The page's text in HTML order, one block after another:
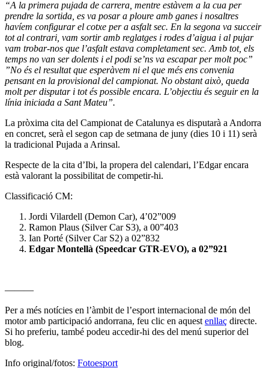
“A la primera pujada de carrera, mentre estàvem a la cua per
prendre la sortida, es va posar a ploure amb ganes i nosaltres
havíem configurar el cotxe per a asfalt sec. En la segona va succeir
tot al contrari, vam sortir amb reglatges i rodes d’aigua i al pujar
vam trobar-nos que l’asfalt estava completament sec. Amb tot, els
temps no van ser dolents i el podi se’ns va escapar per molt poc”
”No és el resultat que esperàvem ni el que més ens convenia
pensant en la provisional del campionat. No obstant això, queda
molt per disputar i tot és possible encara. L’objectiu és seguir en la
línia iniciada a Sant Mateu”.
La pròxima cita del Campionat de Catalunya es disputarà a Andorra
en concret, serà el segon cap de setmana de juny (dies 10 i 11) serà
la tradicional Pujada a Arinsal.
Respecte de la cita d’Ibi, la propera del calendari, l’Edgar encara
està valorant la possibilitat de competir-hi.
Classificació CM:
Jordi Vilardell (Demon Car), 4’02”009
Ramon Plaus (Silver Car S3), a 00”403
Ian Porté (Silver Car S2) a 02”832
Edgar Montellà (Speedcar GTR-EVO), a 02”921
———
Per a més notícies en l’àmbit de l’esport internacional de món del
motor amb participació andorrana, feu clic en aquest enllaç directe.
Si ho preferiu, també podeu accedir-hi des del menú superior del
blog.
Info original/fotos: Fotoesport